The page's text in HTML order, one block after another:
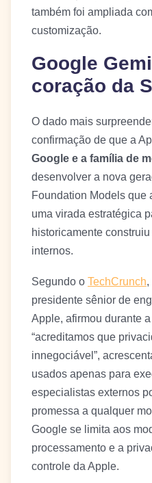
também foi ampliada
customização.
Google
coração da
O dado mais
confirmação de que a
Google e a família de
desenvolver a nova
Foundation Models que
uma virada estratégica
historicamente
internos.
Segundo o TechCrunch,
presidente sênior de
Apple, afirmou durante
“acreditamos que
innegociável”,
usados apenas para
especialistas externos
promessa a qualquer
Google se limita aos
processamento e a
controle da Apple.